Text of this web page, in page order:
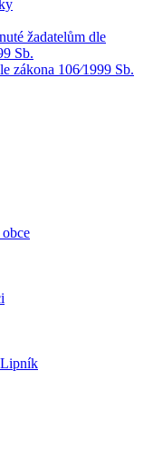
žadatelům dle
Sb.
zákona 106⁄1999 Sb.